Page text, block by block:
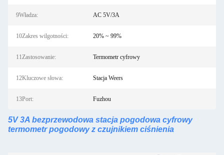
9Władza: AC 5V/3A
10Zakres wilgotności: 20% ~ 99%
11Zastosowanie: Termometr cyfrowy
12Kluczowe słowa: Stacja Weers
13Port: Fuzhou
5V 3A bezprzewodowa stacja pogodowa cyfrowy
termometr pogodowy z czujnikiem ciśnienia